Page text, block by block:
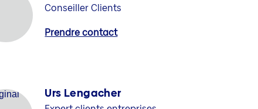
Conseiller Clients
Prendre contact
Urs Lengacher